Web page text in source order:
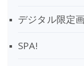
デジタル限定
SPA!